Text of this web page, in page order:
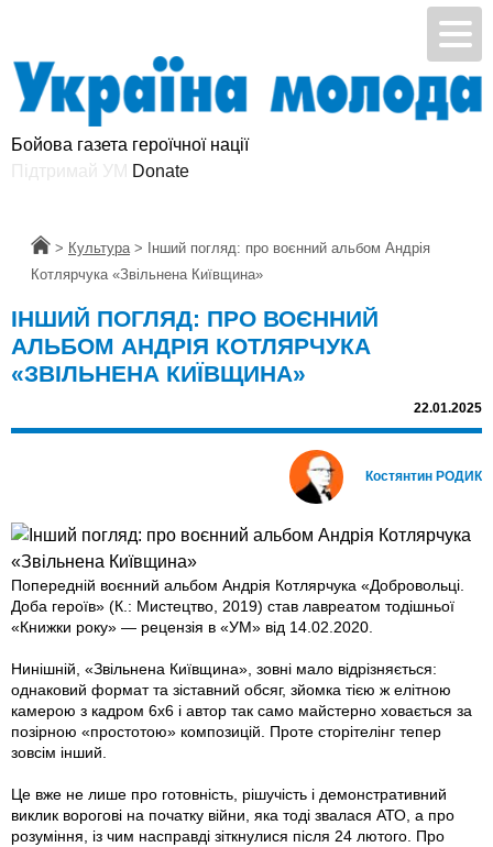
Бойова газета героїчної нації
Підтримай УМ
Головна
> Культура >
Інший погляд: про воєнний альбом Андрія
Котлярчука «Звільнена Київщина»
ІНШИЙ ПОГЛЯД: ПРО ВОЄННИЙ
АЛЬБОМ АНДРІЯ КОТЛЯРЧУКА
«ЗВІЛЬНЕНА КИЇВЩИНА»
22.01.2025
Костянтин РОДИК
Попередній воєнний альбом Андрія Котлярчука «Добровольці.
Доба героїв» (К.: Мистецтво, 2019) став лавреатом тодішньої
«Книжки року» — рецензія в «УМ» від 14.02.2020.
Нинішній, «Звільнена Київщина», зовні мало відрізняється:
однаковий формат та зіставний обсяг, зйомка тією ж елітною
камерою з кадром 6х6 і автор так само майстерно ховається за
позірною «простотою» композицій. Проте сторітелінг тепер
зовсім інший.
Це вже не лише про готовність, рішучість і демонстративний
виклик ворогові на початку війни, яка тоді звалася АТО, а про
розуміння, із чим насправді зіткнулися після 24 лютого. Про